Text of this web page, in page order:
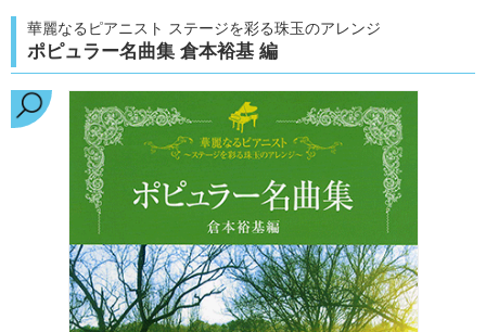
華麗なるピアニスト ステージを彩る珠玉のアレンジ
ポピュラー名曲集 倉本裕基 編